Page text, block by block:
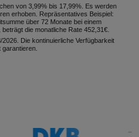
von 3,99% bis 17,99%. Es werden
erhoben. Repräsentatives Beispiel:
über 72 Monate bei einem
die monatliche Rate 452,31€.
Die kontinuierliche Verfügbarkeit